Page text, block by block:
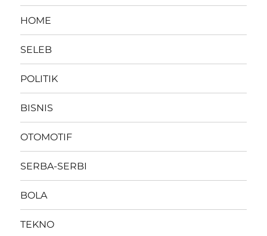
HOME
SELEB
POLITIK
BISNIS
OTOMOTIF
SERBA-SERBI
BOLA
TEKNO